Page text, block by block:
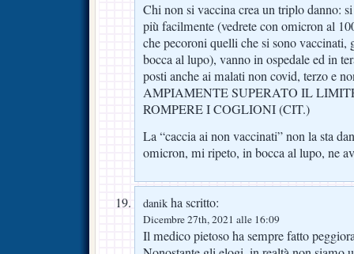
Chi non si vaccina crea un triplo danno:
più facilmente (vedrete con omicron al
che pecoroni quelli che si sono
bocca al lupo), vanno in ospedale ed in
posti anche ai malati non covid, terzo e
AMPIAMENTE SUPERATO IL
ROMPERE I COGLIONI (CIT.)
La “caccia ai non vaccinati” non la sta
omicron, mi ripeto, in bocca al lupo, ne
danik ha scritto:
Dicembre 27th, 2021 alle 16:09
Il medico pietoso ha sempre fatto